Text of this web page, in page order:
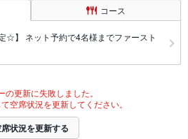
コース
☆】 ネット予約で4名様までファースト
の更新に失敗しました。
空席状況を更新してください。
状況を更新する